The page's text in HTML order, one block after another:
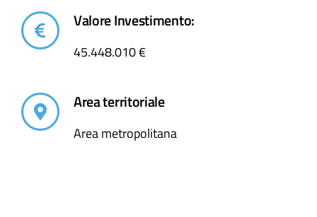
Valore Investimento:
45.448.010 €
Area territoriale
Area metropolitana